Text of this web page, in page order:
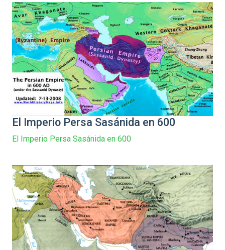
El Imperio Persa Sasánida en 600
El Imperio Persa Sasánida en 600